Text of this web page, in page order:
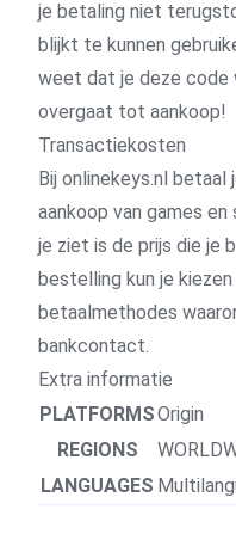
je betaling niet
blijkt te kunnen
weet dat je deze code
overgaat tot aankoop!
Transactiekosten
Bij onlinekeys.nl
aankoop van games
je ziet is de prijs die je
bestelling kun je
betaalmethodes
bankcontact.
Extra informatie
PLATFORMSOrigin
REGIONS
LANGUAGES